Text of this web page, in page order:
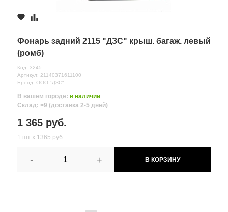
Фонарь задний 2115 "ДЗС" крыш. багаж. левый
(ромб)
Код: 3245
Артикул: 21140371611100
Бренд: ООО "ДЗС"
В вашем городе: в наличии
Склад: >9 (доставка 2-5 дней)
1 365 руб.
1 шт х 1365 руб.
- + В КОРЗИНУ